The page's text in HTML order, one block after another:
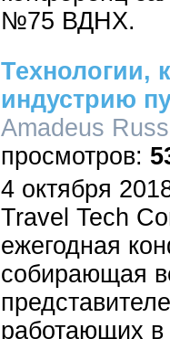
№75 ВДНХ.
Технологии,
индустрию
Amadeus
4 октября
Travel Tech
ежегодная
собирающая
работающих в